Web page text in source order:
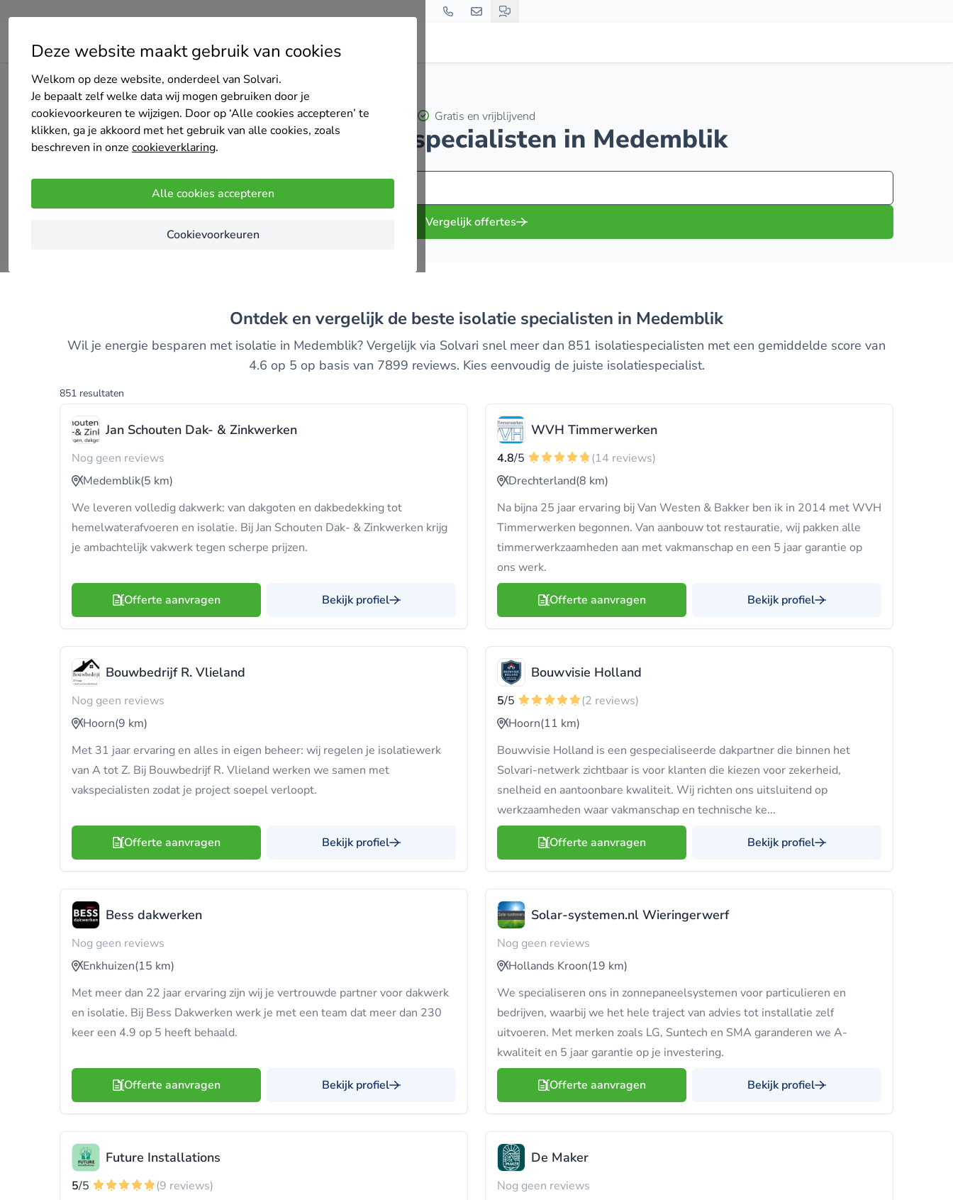
Deze website maakt gebruik van cookies
Welkom op deze website, onderdeel van Solvari.
Je bepaalt zelf welke data wij mogen gebruiken door je
cookievoorkeuren te wijzigen. Door op ‘Alle cookies accepteren’ te
klikken, ga je akkoord met het gebruik van alle cookies, zoals
beschreven in onze cookieverklaring.
Alle cookies accepteren
Cookievoorkeuren
Home Isolatie Noord-Holland Medemblik
Gratis en vrijblijvend
Top 20 isolatie specialisten in Medemblik
Vergelijk offertes
Ontdek en vergelijk de beste isolatie specialisten in Medemblik
Wil je energie besparen met isolatie in Medemblik? Vergelijk via Solvari snel meer dan 851 isolatiespecialisten met een gemiddelde score van
4.6 op 5 op basis van 7899 reviews. Kies eenvoudig de juiste isolatiespecialist.
851 resultaten
Jan Schouten Dak- & Zinkwerken
Nog geen reviews
Medemblik(5 km)
We leveren volledig dakwerk: van dakgoten en dakbedekking tot
hemelwaterafvoeren en isolatie. Bij Jan Schouten Dak- & Zinkwerken krijg
je ambachtelijk vakwerk tegen scherpe prijzen.
Offerte aanvragen Bekijk profiel
WVH Timmerwerken
4.8/5
(14 reviews)
Drechterland(8 km)
Na bijna 25 jaar ervaring bij Van Westen & Bakker ben ik in 2014 met WVH
Timmerwerken begonnen. Van aanbouw tot restauratie, wij pakken alle
timmerwerkzaamheden aan met vakmanschap en een 5 jaar garantie op
ons werk.
Offerte aanvragen Bekijk profiel
Bouwbedrijf R. Vlieland
Nog geen reviews
Hoorn(9 km)
Met 31 jaar ervaring en alles in eigen beheer: wij regelen je isolatiewerk
van A tot Z. Bij Bouwbedrijf R. Vlieland werken we samen met
vakspecialisten zodat je project soepel verloopt.
Offerte aanvragen Bekijk profiel
Bouwvisie Holland
5/5
(2 reviews)
Hoorn(11 km)
Bouwvisie Holland is een gespecialiseerde dakpartner die binnen het
Solvari-netwerk zichtbaar is voor klanten die kiezen voor zekerheid,
snelheid en aantoonbare kwaliteit. Wij richten ons uitsluitend op
werkzaamheden waar vakmanschap en technische ke...
Offerte aanvragen Bekijk profiel
Bess dakwerken
Nog geen reviews
Enkhuizen(15 km)
Met meer dan 22 jaar ervaring zijn wij je vertrouwde partner voor dakwerk
en isolatie. Bij Bess Dakwerken werk je met een team dat meer dan 230
keer een 4.9 op 5 heeft behaald.
Offerte aanvragen Bekijk profiel
Solar-systemen.nl Wieringerwerf
Nog geen reviews
Hollands Kroon(19 km)
We specialiseren ons in zonnepaneelsystemen voor particulieren en
bedrijven, waarbij we het hele traject van advies tot installatie zelf
uitvoeren. Met merken zoals LG, Suntech en SMA garanderen we A-
kwaliteit en 5 jaar garantie op je investering.
Offerte aanvragen Bekijk profiel
Future Installations
5/5
(9 reviews)
De Maker
Nog geen reviews